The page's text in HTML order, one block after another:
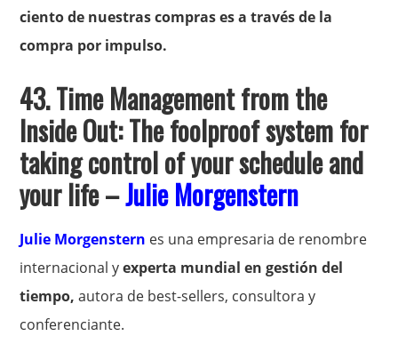
ciento de nuestras compras es a través de la
compra por impulso.
43.Time Management from the
Inside Out: The foolproof system for
taking control of your schedule and
your life –Julie Morgenstern
Julie Morgenstern es una empresaria de renombre
internacional yexperta mundial en gestión del
tiempo, autora de best-sellers, consultora y
conferenciante.